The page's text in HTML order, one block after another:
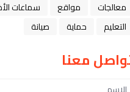
معالجات
مواقع
سماعات
التعليم
حماية صيانة
معنا